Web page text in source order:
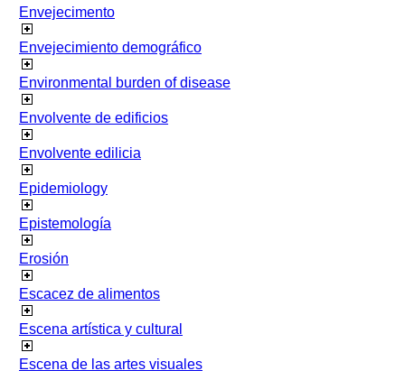
Envejecimento
Envejecimiento demográfico
Environmental burden of disease
Envolvente de edificios
Envolvente edilicia
Epidemiology
Epistemología
Erosión
Escacez de alimentos
Escena artística y cultural
Escena de las artes visuales